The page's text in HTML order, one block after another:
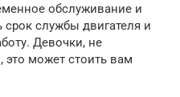
обслуживание и
службы двигателя и
Девочки, не
это может стоить вам